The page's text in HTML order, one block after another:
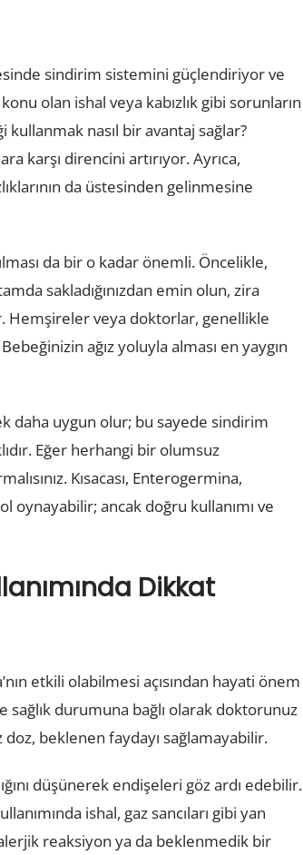
sindirim sistemini güçlendiriyor ve
olan ishal veya kabızlık gibi sorunların
nasıl bir avantaj sağlar?
karşı direncini artırıyor. Ayrıca,
da üstesinden gelinmesine
da bir o kadar önemli. Öncelikle,
sakladığınızdan emin olun, zira
Hemşireler veya doktorlar, genellikle
ağız yoluyla alması en yaygın
daha uygun olur; bu sayede sindirim
Eğer herhangi bir olumsuz
Kısacası, Enterogermina,
oynayabilir; ancak doğru kullanımı ve
Dikkat
etkili olabilmesi açısından hayati önem
sağlık durumuna bağlı olarak doktorunuz
beklenen faydayı sağlamayabilir.
düşünerek endişeleri göz ardı edebilir.
ishal, gaz sancıları gibi yan
reaksiyon ya da beklenmedik bir